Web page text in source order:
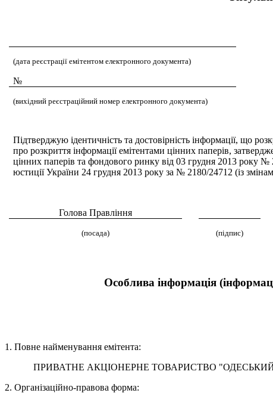
(дата реєстрації емітентом електронного документа)
№
(вихідний реєстраційний номер електронного документа)
Підтверджую ідентичність та достовірність інформації, що
про розкриття інформації емітентами цінних паперів,
цінних паперів та фондового ринку від 03 грудня 2013 року №
юстиції України 24 грудня 2013 року за № 2180/24712 (із
Голова Правлiння
(посада) (підпис)
Особлива інформація
1. Повне найменування емітента:
ПРИВАТНЕ АКЦIОНЕРНЕ ТОВАРИСТВО "ОДЕСЬКИЙ
2. Організаційно-правова форма: